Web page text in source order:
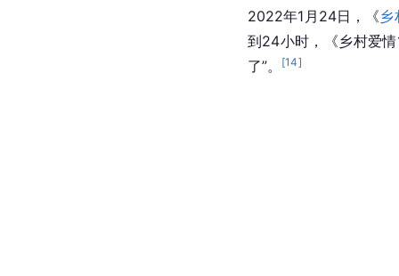
2022年1月24日，《乡
到24小时，《乡村爱
了”。
[14]